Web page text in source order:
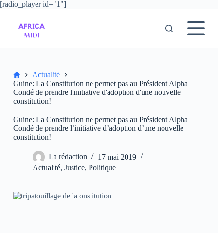
[radio_player id="1"]
P
n
u
AccueilActualité
Guine: La Constitution ne permet pas au Président Alpha
Condé de prendre l'initiative d'adoption d'une nouvelle
constitution!
Guine: La Constitution ne permet pas au Président Alpha
Condé de prendre l’initiative d’adoption d’une nouvelle
constitution!
La rédaction
17 mai 2019
Actualité, Justice, Politique